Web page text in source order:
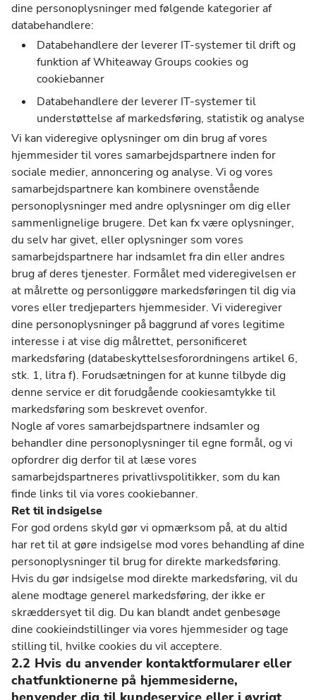
dine personoplysninger med følgende kategorier af
databehandlere:
Databehandlere der leverer IT-systemer til drift og
funktion af Whiteaway Groups cookies og
cookiebanner
Databehandlere der leverer IT-systemer til
understøttelse af markedsføring, statistik og analyse
Vi kan videregive oplysninger om din brug af vores
hjemmesider til vores samarbejdspartnere inden for
sociale medier, annoncering og analyse. Vi og vores
samarbejdspartnere kan kombinere ovenstående
personoplysninger med andre oplysninger om dig eller
sammenlignelige brugere. Det kan fx være oplysninger,
du selv har givet, eller oplysninger som vores
samarbejdspartnere har indsamlet fra din eller andres
brug af deres tjenester. Formålet med videregivelsen er
at målrette og personliggøre markedsføringen til dig via
vores eller tredjeparters hjemmesider. Vi videregiver
dine personoplysninger på baggrund af vores legitime
interesse i at vise dig målrettet, personificeret
markedsføring (databeskyttelsesforordningens artikel 6,
stk. 1, litra f). Forudsætningen for at kunne tilbyde dig
denne service er dit forudgående cookiesamtykke til
markedsføring som beskrevet ovenfor.
Nogle af vores samarbejdspartnere indsamler og
behandler dine personoplysninger til egne formål, og vi
opfordrer dig derfor til at læse vores
samarbejdspartneres privatlivspolitikker, som du kan
finde links til via vores cookiebanner.
Ret til indsigelse
For god ordens skyld gør vi opmærksom på, at du altid
har ret til at gøre indsigelse mod vores behandling af dine
personoplysninger til brug for direkte markedsføring.
Hvis du gør indsigelse mod direkte markedsføring, vil du
alene modtage generel markedsføring, der ikke er
skræddersyet til dig. Du kan blandt andet genbesøge
dine cookieindstillinger via vores hjemmesider og tage
stilling til, hvilke cookies du vil acceptere.
2.2 Hvis du anvender kontaktformularer eller
chatfunktionerne på hjemmesiderne,